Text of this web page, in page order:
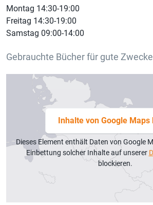
Montag 14:30-19:00
Freitag 14:30-19:00
Samstag 09:00-14:00
Gebrauchte Bücher für gute
Inhalte von Google Maps
Dieses Element enthält Daten von Google
Einbettung solcher Inhalte auf unserer
blockieren.